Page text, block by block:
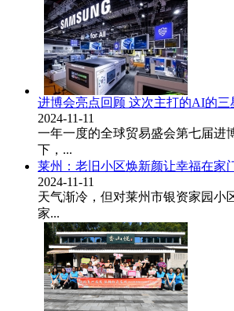
进博会亮点回顾 这次主打的AI的三
2024-11-11
一年一度的全球贸易盛会第七届进
下，...
莱州：老旧小区焕新颜让幸福在家
2024-11-11
天气渐冷，但对莱州市银资家园小
家...